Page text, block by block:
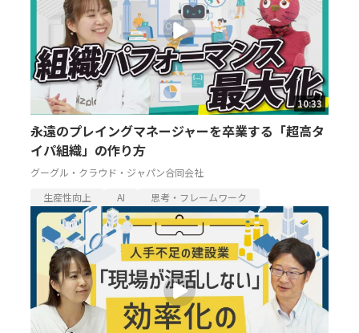
10:33
永遠のプレイングマネージャーを卒業する「超高タ
イパ組織」の作り方
グーグル・クラウド・ジャパン合同会社
生産性向上
AI 思考・フレームワーク